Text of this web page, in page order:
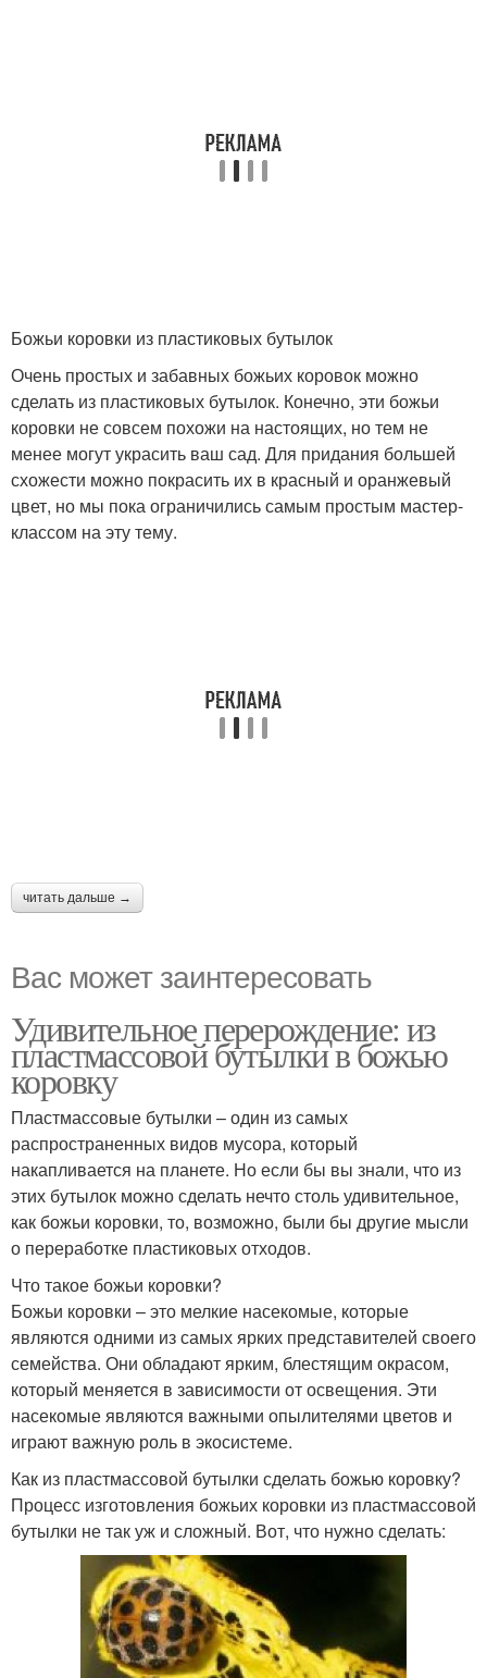
Божьи коровки из пластиковых бутылок
Очень простых и забавных божьих коровок можно
сделать из пластиковых бутылок. Конечно, эти божьи
коровки не совсем похожи на настоящих, но тем не
менее могут украсить ваш сад. Для придания большей
схожести можно покрасить их в красный и оранжевый
цвет, но мы пока ограничились самым простым мастер-
классом на эту тему.
читать дальше →
Вас может заинтересовать
Удивительное перерождение: из
пластмассовой бутылки в божью
коровку
Пластмассовые бутылки – один из самых
распространенных видов мусора, который
накапливается на планете. Но если бы вы знали, что из
этих бутылок можно сделать нечто столь удивительное,
как божьи коровки, то, возможно, были бы другие мысли
о переработке пластиковых отходов.
Что такое божьи коровки?
Божьи коровки – это мелкие насекомые, которые
являются одними из самых ярких представителей своего
семейства. Они обладают ярким, блестящим окрасом,
который меняется в зависимости от освещения. Эти
насекомые являются важными опылителями цветов и
играют важную роль в экосистеме.
Как из пластмассовой бутылки сделать божью коровку?
Процесс изготовления божьих коровки из пластмассовой
бутылки не так уж и сложный. Вот, что нужно сделать: